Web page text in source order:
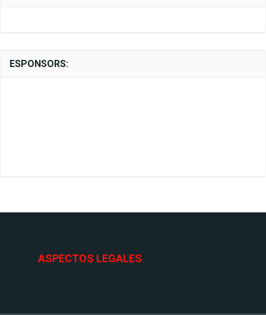
ESPONSORS:
ASPECTOS LEGALES